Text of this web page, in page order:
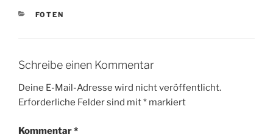
KATEGORIEN
FOTEN
Schreibe einen Kommentar
Deine E-Mail-Adresse wird nicht veröffentlicht.
Erforderliche Felder sind mit* markiert
Kommentar*